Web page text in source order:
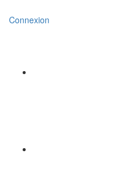
Connexion